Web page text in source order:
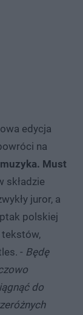
edycja
na
Must
składzie
juror, a
polskiej
tekstów,
- Będę
do